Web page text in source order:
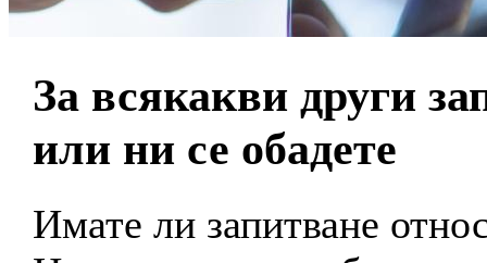
За всякакви други
или ни се обадете
Имате ли запитване